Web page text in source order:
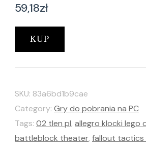
59,18zł
KUP
SKU: 83a6bd1b9cae
Category: Gry do pobrania na PC
Tags: 02 tlen pl, allegro klocki lego
battleblock theater, fallout tactics